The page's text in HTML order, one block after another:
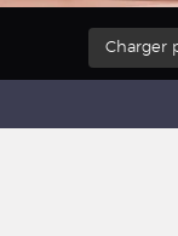
Charger